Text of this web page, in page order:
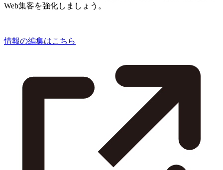
Web集客を強化しましょう。
情報の編集はこちら